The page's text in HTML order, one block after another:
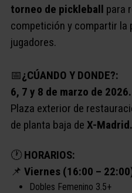
torneo de pickleball para
competición y compartir la
jugadores.
📅¿CÚANDO Y DONDE?:
6, 7 y 8 de marzo de 2026.
Plaza exterior de
de planta baja de X-Madrid.
🕐​ HORARIOS:
📌 Viernes (16:00 –
Dobles Femenino 3.5+